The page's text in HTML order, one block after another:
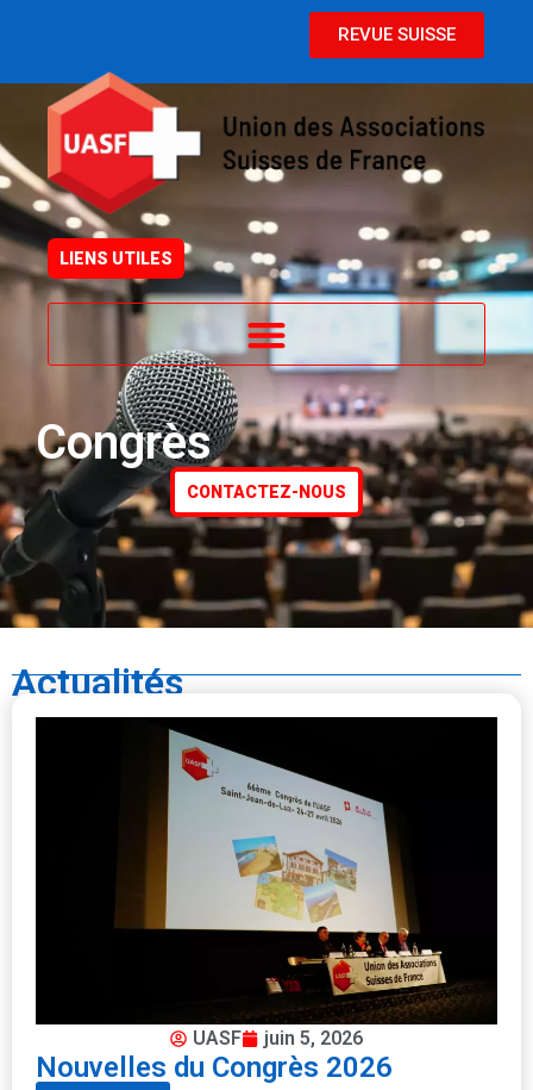
REVUE SUISSE
LIENS UTILES
Congrès
CONTACTEZ-NOUS
Actualités
UASF juin 5, 2026
Nouvelles du Congrès 2026